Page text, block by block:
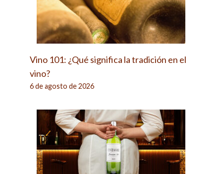
Vino 101: ¿Qué significa la tradición en el
vino?
6 de agosto de 2026